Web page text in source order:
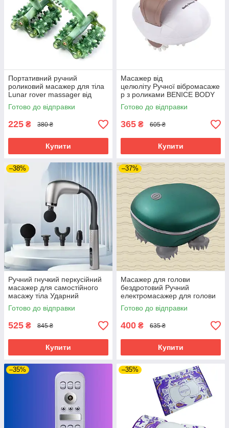
Портативний ручний
роликовий масажер для тіла
Lunar rover massager від
целюліту
Готово до відправки
225 ₴ 380 ₴
Купити
Масажер від
целюліту Ручної вібромасаже
р з роликами BENICE BODY
SLIMMER для тіла
Готово до відправки
365 ₴ 605 ₴
Купити
–38%
Ручний гнучкий перкусійний
масажер для самостійного
масажу тіла Ударний
м'язовий електромасажер
Готово до відправки
525 ₴ 845 ₴
Купити
–37%
Масажер для голови
бездротовий Ручний
електромасажер для голови
шиї та тіла розслабляючий
Готово до відправки
400 ₴ 635 ₴
Купити
–35% –35%